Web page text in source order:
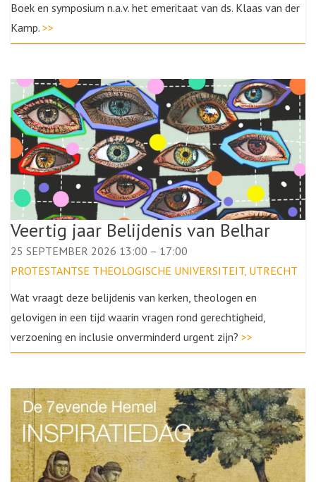
Boek en symposium n.a.v. het emeritaat van ds. Klaas van der
Kamp. >>
Veertig jaar Belijdenis van Belhar
25 SEPTEMBER 2026 13:00 – 17:00
PROTESTANTSE THEOLOGISCHE UNIVERSITEIT, UTRECHT
Wat vraagt deze belijdenis van kerken, theologen en
gelovigen in een tijd waarin vragen rond gerechtigheid,
verzoening en inclusie onverminderd urgent zijn? >>